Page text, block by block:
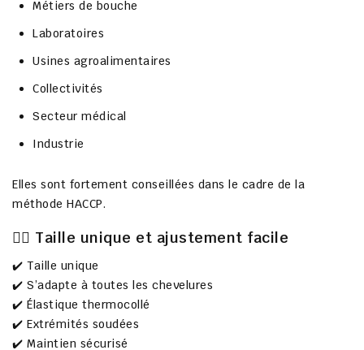
Métiers de bouche
Laboratoires
Usines agroalimentaires
Collectivités
Secteur médical
Industrie
Elles sont fortement conseillées dans le cadre de la
méthode HACCP.
👩‍⚕️ Taille unique et ajustement facile
✔️ Taille unique
✔️ S’adapte à toutes les chevelures
✔️ Élastique thermocollé
✔️ Extrémités soudées
✔️ Maintien sécurisé